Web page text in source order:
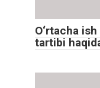
O‘rtacha
tartibi